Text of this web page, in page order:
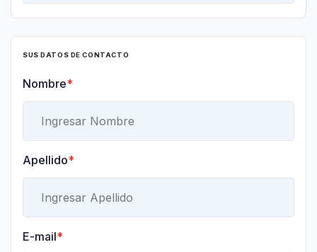
SUS DATOS DE CONTACTO
Nombre*
Apellido*
E-mail*